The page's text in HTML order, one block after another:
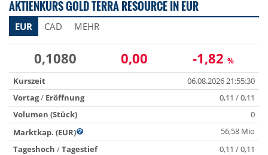
AKTIENKURS GOLD TERRA RESOURCE IN EUR
EUR CAD MEHR
0,1080 0,00 -1,82 %
Kurszeit
06.08.2026 21:55:30
Vortag/ Eröffnung
0,11 / 0,11
Volumen (Stück)
0
Marktkap. (EUR)
56,58 Mio
Tageshoch /Tagestief
0,11 / 0,11